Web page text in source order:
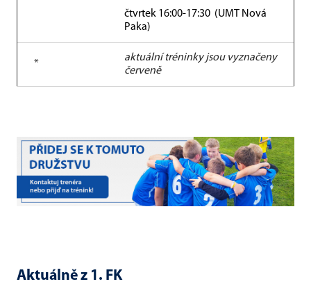
čtvrtek 16:00-17:30 (UMT Nová
Paka)
*
aktuální tréninky jsou vyznačeny
červeně
Aktuálně z 1. FK